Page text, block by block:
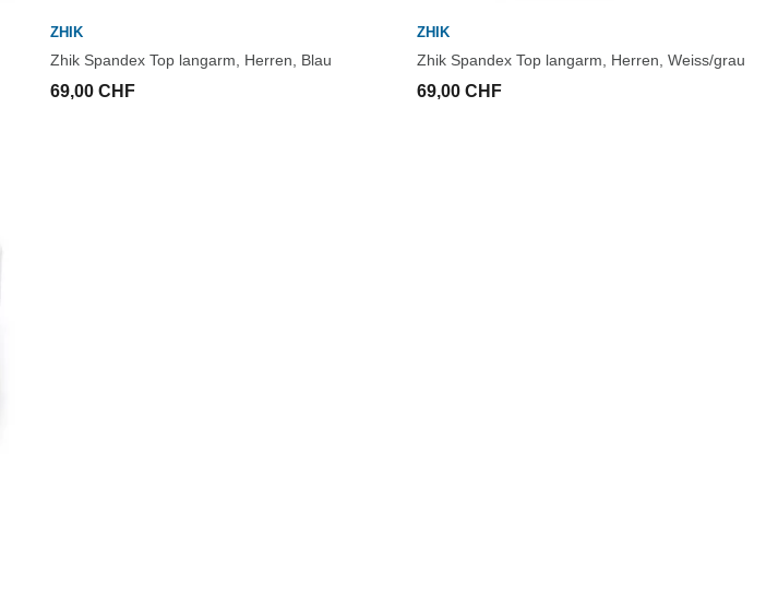
ZHIK
Zhik Spandex Top langarm, Herren, Blau
69,00 CHF
ZHIK
Zhik Spandex Top langarm, Herren, Weiss/grau
69,00 CHF